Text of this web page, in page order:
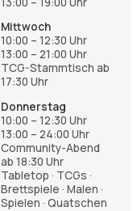
Mittwoch
10:00 – 12:30 Uhr
13:00 – 21:00 Uhr
TCG-Stammtisch ab
17:30 Uhr
Donnerstag
10:00 – 12:30 Uhr
13:00 – 24:00 Uhr
Community-Abend
ab 18:30 Uhr
Tabletop · TCGs ·
Brettspiele · Malen ·
Spielen · Quatschen